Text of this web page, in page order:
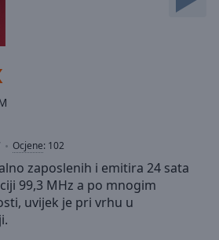
Ocjene: 102
zaposlenih i emitira 24 sata
99,3 MHz a po mnogim
uvijek je pri vrhu u